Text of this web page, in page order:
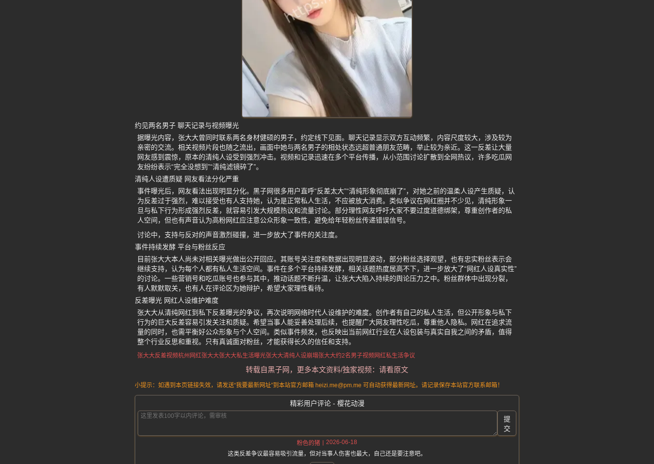
约见两名男子 聊天记录与视频曝光
据曝光内容，张大大曾同时联系两名身材健硕的男子，约定线下见面。聊天记录显示双方互动频繁，内容尺度较大，涉及较为
亲密的交流。相关视频片段也随之流出，画面中她与两名男子的相处状态远超普通朋友范畴，举止较为亲近。这一反差让大量
网友感到震惊，原本的清纯人设受到强烈冲击。视频和记录迅速在多个平台传播，从小范围讨论扩散到全网热议，许多吃瓜网
友纷纷表示“完全没想到”“清纯滤镜碎了”。
清纯人设遭质疑 网友看法分化严重
事件曝光后，网友看法出现明显分化。黑子网很多用户直呼“反差太大”“清纯形象彻底崩了”，对她之前的温柔人设产生质疑，认
为反差过于强烈，难以接受也有人支持她，认为是正常私人生活，不应被放大消费。类似争议在网红圈并不少见，清纯形象一
旦与私下行为形成强烈反差，就容易引发大规模热议和流量讨论。部分理性网友呼吁大家不要过度道德绑架，尊重创作者的私
人空间，但也有声音认为高粉网红应注意公众形象一致性，避免给年轻粉丝传递错误信号。
讨论中，支持与反对的声音激烈碰撞，进一步放大了事件的关注度。
事件持续发酵 平台与粉丝反应
目前张大大本人尚未对相关曝光做出公开回应。其账号关注度和数据出现明显波动，部分粉丝选择观望，也有忠实粉丝表示会
继续支持，认为每个人都有私人生活空间。事件在多个平台持续发酵，相关话题热度居高不下，进一步放大了“网红人设真实性”
的讨论。一些营销号和吃瓜账号也参与其中，推动话题不断升温，让张大大陷入持续的舆论压力之中。粉丝群体中出现分裂，
有人默默取关，也有人在评论区为她辩护，希望大家理性看待。
反差曝光 网红人设维护难度
张大大从清纯网红到私下反差曝光的争议，再次说明网络时代人设维护的难度。创作者有自己的私人生活，但公开形象与私下
行为的巨大反差容易引发关注和质疑。希望当事人能妥善处理后续，也提醒广大网友理性吃瓜，尊重他人隐私。网红在追求流
量的同时，也需平衡好公众形象与个人空间。类似事件频发，也反映出当前网红行业在人设包装与真实自我之间的矛盾，值得
整个行业反思和重视。只有真诚面对粉丝，才能获得长久的信任和支持。
张大大反差视频杭州网红张大大张大大私生活曝光张大大清纯人设崩塌张大大约2名男子视频网红私生活争议
转载自黑子网，更多本文资料/独家视频：请看原文
小提示：如遇到本页链接失效，请发送“我要最新网址”到本站官方邮箱 heizi.me@pm.me 可自动获得最新网址。请记录保存本站官方联系邮箱！
精彩用户评论 - 樱花动漫
提
交
粉色的猪
2026-06-18
这类反差争议最容易吸引流量，但对当事人伤害也最大，自己还是要注意吧。